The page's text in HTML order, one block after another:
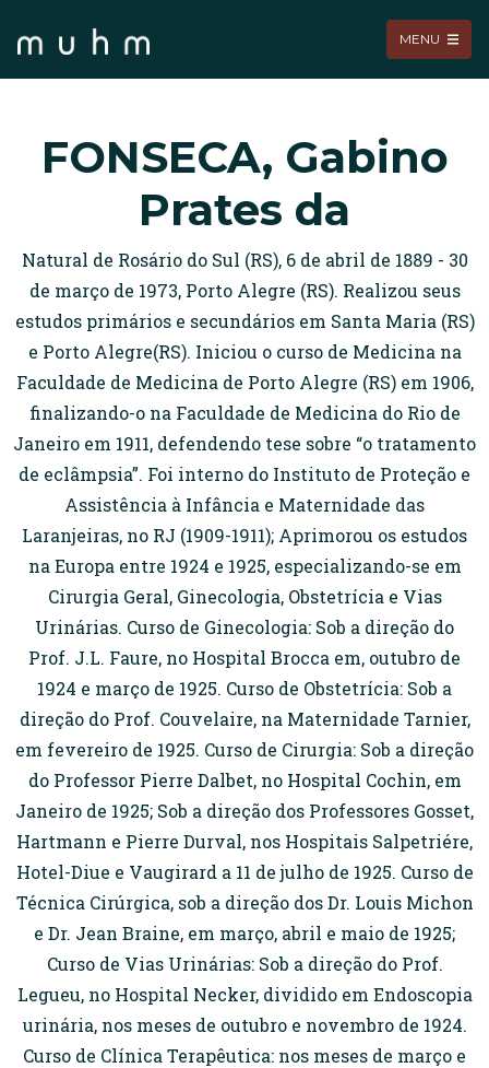
MENU
FONSECA, Gabino
Prates da
Natural de Rosário do Sul (RS), 6 de abril de 1889 - 30
de março de 1973, Porto Alegre (RS). Realizou seus
estudos primários e secundários em Santa Maria (RS)
e Porto Alegre(RS). Iniciou o curso de Medicina na
Faculdade de Medicina de Porto Alegre (RS) em 1906,
finalizando-o na Faculdade de Medicina do Rio de
Janeiro em 1911, defendendo tese sobre “o tratamento
de eclâmpsia”. Foi interno do Instituto de Proteção e
Assistência à Infância e Maternidade das
Laranjeiras, no RJ (1909-1911); Aprimorou os estudos
na Europa entre 1924 e 1925, especializando-se em
Cirurgia Geral, Ginecologia, Obstetrícia e Vias
Urinárias. Curso de Ginecologia: Sob a direção do
Prof. J.L. Faure, no Hospital Brocca em, outubro de
1924 e março de 1925. Curso de Obstetrícia: Sob a
direção do Prof. Couvelaire, na Maternidade Tarnier,
em fevereiro de 1925. Curso de Cirurgia: Sob a direção
do Professor Pierre Dalbet, no Hospital Cochin, em
Janeiro de 1925; Sob a direção dos Professores Gosset,
Hartmann e Pierre Durval, nos Hospitais Salpetriére,
Hotel-Diue e Vaugirard a 11 de julho de 1925. Curso de
Técnica Cirúrgica, sob a direção dos Dr. Louis Michon
e Dr. Jean Braine, em março, abril e maio de 1925;
Curso de Vias Urinárias: Sob a direção do Prof.
Legueu, no Hospital Necker, dividido em Endoscopia
urinária, nos meses de outubro e novembro de 1924.
Curso de Clínica Terapêutica: nos meses de março e